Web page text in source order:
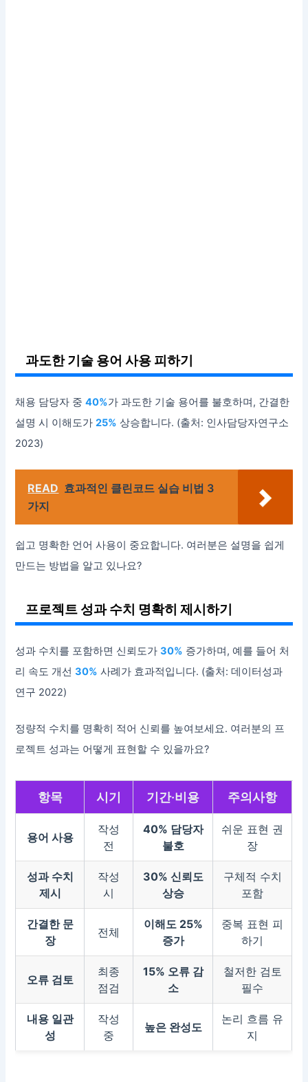
과도한 기술 용어 사용 피하기
채용 담당자 중40%가 과도한 기술 용어를 불호하며, 간결한
설명 시 이해도가25% 상승합니다. (출처: 인사담당자연구소
2023)
READ 효과적인 클린코드 실습 비법 3
가지
쉽고 명확한 언어 사용이 중요합니다. 여러분은 설명을 쉽게
만드는 방법을 알고 있나요?
프로젝트 성과 수치 명확히 제시하기
성과 수치를 포함하면 신뢰도가30% 증가하며, 예를 들어 처
리 속도 개선30% 사례가 효과적입니다. (출처: 데이터성과
연구 2022)
정량적 수치를 명확히 적어 신뢰를 높여보세요. 여러분의 프
로젝트 성과는 어떻게 표현할 수 있을까요?
항목 시기 기간·비용 주의사항
용어 사용
작성
전
40% 담당자
불호
쉬운 표현 권
장
성과 수치
제시
작성
시
30% 신뢰도
상승
구체적 수치
포함
간결한 문
장
전체
이해도 25%
증가
중복 표현 피
하기
오류 검토
최종
점검
15% 오류 감
소
철저한 검토
필수
내용 일관
성
작성
중
높은 완성도
논리 흐름 유
지